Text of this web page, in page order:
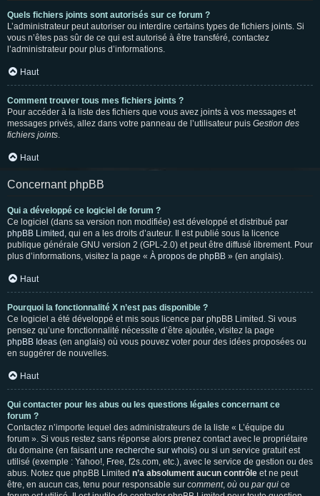
Quels fichiers joints sont autorisés sur ce forum ?
L’administrateur peut autoriser ou interdire certains types de fichiers joints. Si
vous n’êtes pas sûr de ce qui est autorisé à être transféré, contactez
l’administrateur pour plus d’informations.
Haut
Comment trouver tous mes fichiers joints ?
Pour accéder à la liste des fichiers que vous avez joints à vos messages et
messages privés, allez dans votre panneau de l’utilisateur puis Gestion des
fichiers joints.
Haut
Concernant phpBB
Qui a développé ce logiciel de forum ?
Ce logiciel (dans sa version non modifiée) est développé et distribué par
phpBB Limited , qui en a les droits d’auteur. Il est publié sous la licence
publique générale GNU version 2 (GPL-2.0) et peut être diffusé librement. Pour
plus d’informations, visitez la page « À propos de phpBB » (en anglais).
Haut
Pourquoi la fonctionnalité X n’est pas disponible ?
Ce logiciel a été développé et mis sous licence par phpBB Limited. Si vous
pensez qu’une fonctionnalité nécessite d’être ajoutée, visitez la page
phpBB Ideas (en anglais) où vous pouvez voter pour des idées proposées ou
en suggérer de nouvelles.
Haut
Qui contacter pour les abus ou les questions légales concernant ce
forum ?
Contactez n’importe lequel des administrateurs de la liste « L’équipe du
forum ». Si vous restez sans réponse alors prenez contact avec le propriétaire
du domaine (en faisant une recherche sur whois) ou si un service gratuit est
utilisé (exemple : Yahoo!, Free, f2s.com, etc.), avec le service de gestion ou des
abus. Notez que phpBB Limited n’a absolument aucun contrôle et ne peut
être, en aucun cas, tenu pour responsable sur comment, où ou par qui ce